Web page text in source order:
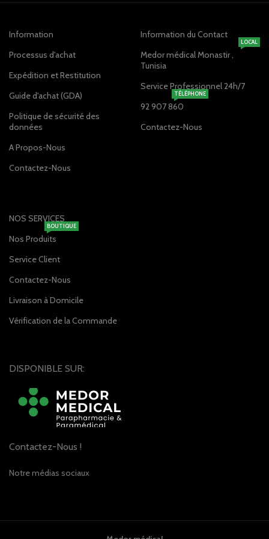
Information
Processus d'achat
Expédition et Restitution
Guide d'achat (GDA)
Politique de sécurité des
données
A Propos-Nous
Contactez-Nous
Information du Contact
Medor médical Monastir ,
Tunisia
LOCAL
Service Professionnel 24h/7
92 907 860
TÉLÉPHONE
Contactez-Nous
NOS SERVICES
Nos Produits
BOUTIQUE
Service Client
Contactez-Nous
Livraison à Domicile
Vérification de la Commande
DISPONIBLE SUR:
Contactez-Nous !
Notre médias sociaux